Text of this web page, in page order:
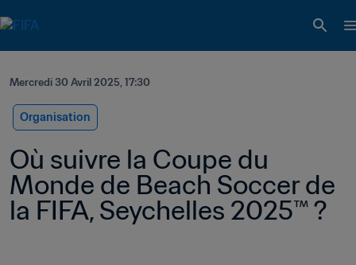
Mercredi 30 Avril 2025, 17:30
Organisation
Où suivre la Coupe du
Monde de Beach Soccer de
la FIFA, Seychelles 2025™ ?